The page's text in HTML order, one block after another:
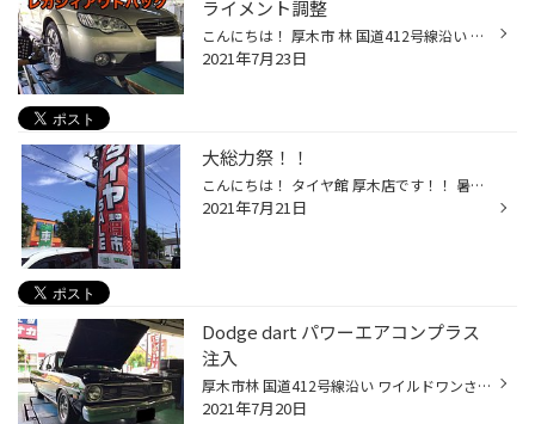
ライメント調整
こんにちは！ 厚木市 林 国道412号線沿い WILD-1 さん横の タイヤ館厚木店 小野澤です(((o(*ﾟ▽ﾟ*)o))) 当店のホームページをご覧いただきありがとうございます！ 本日は スバル レガシィアウトバック のアライメント調整事例をご紹介します♪ こちらのお客様は、お車をぶつけられてしまった為 一度ア...
2021年7月23日
大総力祭！！
こんにちは！ タイヤ館 厚木店です！！ 暑い日が続いていますが当店は元気に営業中です♪ そんな暑い中ではありますが、2021年7月17日～2021年8月1日の期間セールになります。 お手頃なタイヤホイールセット！ 足回りキャンペーンも実施中です♪ この機会に愛車のイメージチェンジはいかがですか？
2021年7月21日
Dodge dart パワーエアコンプラス
注入
厚木市林 国道412号線沿い ワイルドワンさん隣の タイヤ館厚木店 小川です。 皆様、当店のホームページをご覧いただきありがとうございます。 本日は Dodge dart に ワコーズ パワーエアコンプラス を注入しました。 エアコン関係をやり直しガスもしっかりはいっていたのですが、 冷えに物足りない...
2021年7月20日